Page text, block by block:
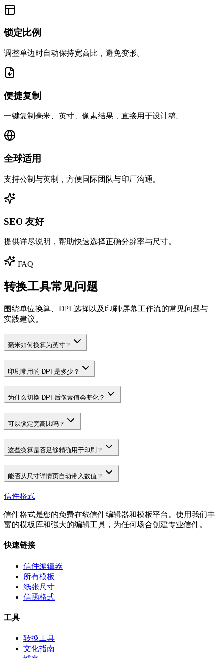
锁定比例
调整单边时自动保持宽高比，避免变形。
便捷复制
一键复制毫米、英寸、像素结果，直接用于设计稿。
全球适用
支持公制与英制，方便国际团队与印厂沟通。
SEO 友好
提供详尽说明，帮助快速选择正确分辨率与尺寸。
FAQ
转换工具常见问题
围绕单位换算、DPI 选择以及印刷/屏幕工作流的常见问题与
实践建议。
毫米如何换算为英寸？
印刷常用的 DPI 是多少？
为什么切换 DPI 后像素值会变化？
可以锁定宽高比吗？
这些换算是否足够精确用于印刷？
能否从尺寸详情页自动带入数值？
信件格式
信件格式是您的免费在线信件编辑器和模板平台。使用我们丰
富的模板库和强大的编辑工具，为任何场合创建专业信件。
快速链接
信件编辑器
所有模板
纸张尺寸
信函格式
工具
转换工具
文化指南